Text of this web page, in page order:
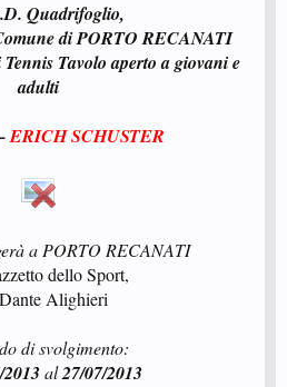
Quadrifoglio,
di PORTO RECANATI
Tavolo aperto a giovani e
adulti
ERICH SCHUSTER
a PORTO RECANATI
dello Sport,​
Alighieri​
di svolgimento:
al27/07/2013